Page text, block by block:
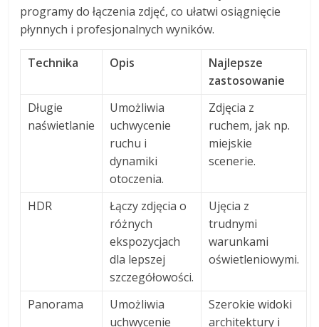
programy do łączenia zdjęć, co ułatwi osiągnięcie
płynnych i profesjonalnych wyników.
Technika Opis
Najlepsze
zastosowanie
Długie
naświetlanie
Umożliwia
uchwycenie
ruchu i
dynamiki
otoczenia.
Zdjęcia z
ruchem, jak np.
miejskie
scenerie.
HDR
Łączy zdjęcia o
różnych
ekspozycjach
dla lepszej
szczegółowości.
Ujęcia z
trudnymi
warunkami
oświetleniowymi.
Panorama
Umożliwia
uchwycenie
Szerokie widoki
architektury i